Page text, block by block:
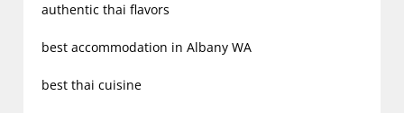
authentic thai flavors
best accommodation in Albany WA
best thai cuisine